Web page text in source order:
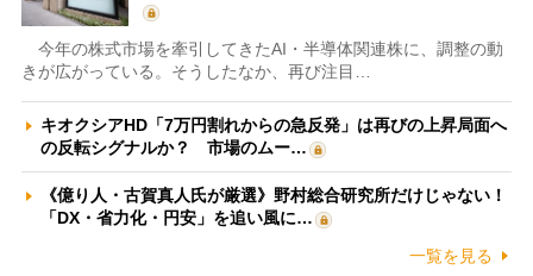
今年の株式市場を牽引してきたAI・半導体関連株に、調整の動
きが広がっている。そうしたなか、再び注目…
キオクシアHD「7万円割れからの急反発」は再びの上昇局面へ
の反転シグナルか？ 市場のムー…
《億り人・古賀真人氏が厳選》野村総合研究所だけじゃない！
「DX・省力化・円安」を追い風に…
一覧を見る